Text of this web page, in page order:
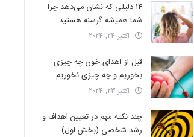
14 دلیلی که نشان می‌دهد چرا
شما همیشه گرسنه هستید
اکتبر 24, 2024
قبل از اهدای خون چه چیزی
بخوریم و چه چیزی نخوریم
اکتبر 23, 2024
چند نکته مهم در تعیین اهداف و
رشد شخصی (بخش اول)